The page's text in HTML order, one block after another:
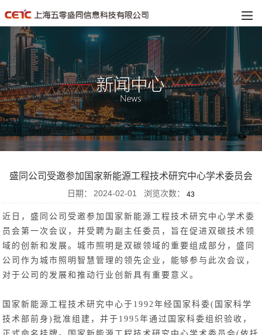
盛同公司受邀参加国家新能源工程技术研究中心学术委员会
日期： 2024-02-01 浏览次数： 43
近日，盛同公司受邀参加国家新能源工程技术研究中心学术委
员会第一次会议，并受聘为副主任委员，旨在促进双碳技术领
域的创新和发展。城市照明是双碳领域的重要组成部分，盛同
公司作为城市照明智慧管理的领先企业，能够参与此次会议，
对于公司的发展和推动行业创新具有重要意义。
国家新能源工程技术研究中心于1992年经国家科委(国家科学
技术部前身)批准组建，并于1995年通过国家科委组织验收，